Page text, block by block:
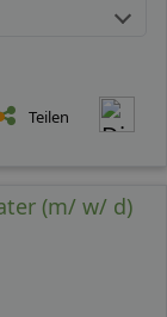
Teilen
(m/ w/ d)